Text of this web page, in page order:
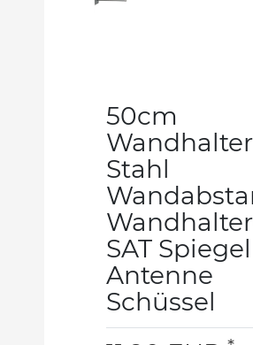
50cm
Wandhalter
Stahl
SAT Spiegel
Antenne
Schüssel